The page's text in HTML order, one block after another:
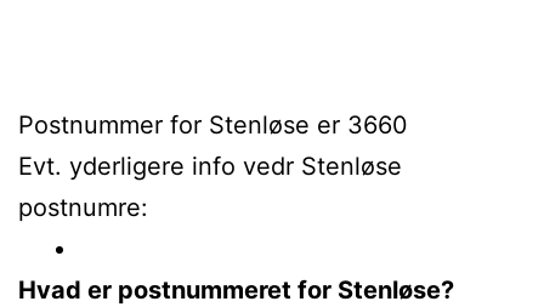
Postnummer for Stenløse er 3660
Evt. yderligere info vedr Stenløse
postnumre:
Hvad er postnummeret for Stenløse?